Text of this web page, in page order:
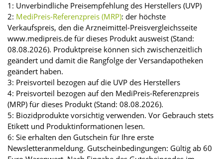
1: Unverbindliche Preisempfehlung des Herstellers (UVP)
2: MediPreis-Referenzpreis (MRP): der höchste
Verkaufspreis, den die Arzneimittel-Preisvergleichsseite
www.medipreis.de für dieses Produkt ausweist (Stand:
08.08.2026). Produktpreise können sich zwischenzeitlich
geändert und damit die Rangfolge der Versandapotheken
geändert haben.
3: Preisvorteil bezogen auf die UVP des Herstellers
4: Preisvorteil bezogen auf den MediPreis-Referenzpreis
(MRP) für dieses Produkt (Stand: 08.08.2026).
5: Biozidprodukte vorsichtig verwenden. Vor Gebrauch stets
Etikett und Produktinformationen lesen.
6: Sie erhalten den Gutschein für Ihre erste
Newsletteranmeldung. Gutscheinbedingungen: Gültig ab 60